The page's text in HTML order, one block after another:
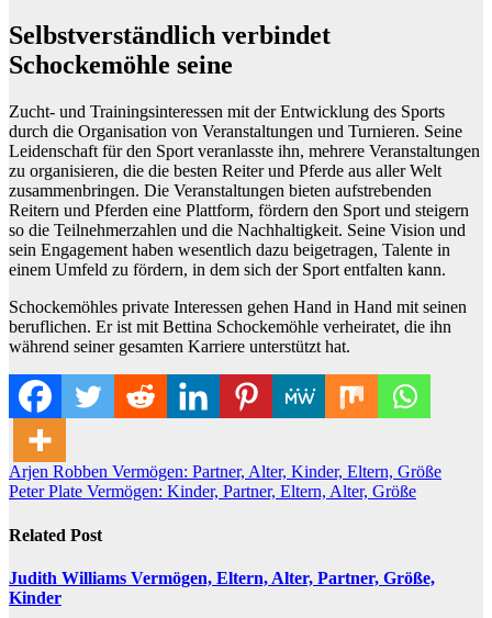
Selbstverständlich verbindet
Schockemöhle seine
Zucht- und Trainingsinteressen mit der Entwicklung des Sports
durch die Organisation von Veranstaltungen und Turnieren. Seine
Leidenschaft für den Sport veranlasste ihn, mehrere Veranstaltungen
zu organisieren, die die besten Reiter und Pferde aus aller Welt
zusammenbringen. Die Veranstaltungen bieten aufstrebenden
Reitern und Pferden eine Plattform, fördern den Sport und steigern
so die Teilnehmerzahlen und die Nachhaltigkeit. Seine Vision und
sein Engagement haben wesentlich dazu beigetragen, Talente in
einem Umfeld zu fördern, in dem sich der Sport entfalten kann.
Schockemöhles private Interessen gehen Hand in Hand mit seinen
beruflichen. Er ist mit Bettina Schockemöhle verheiratet, die ihn
während seiner gesamten Karriere unterstützt hat.
Post
navigation
Arjen Robben Vermögen: Partner, Alter, Kinder, Eltern, Größe
Peter Plate Vermögen: Kinder, Partner, Eltern, Alter, Größe
Related Post
Judith Williams Vermögen, Eltern, Alter, Partner, Größe,
Kinder